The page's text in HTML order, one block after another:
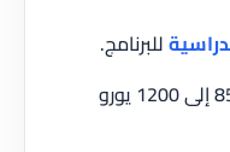
للبرنامج.
تقدم راتباً شهرياً يتراوح بين 850 إلى 1200 يورو